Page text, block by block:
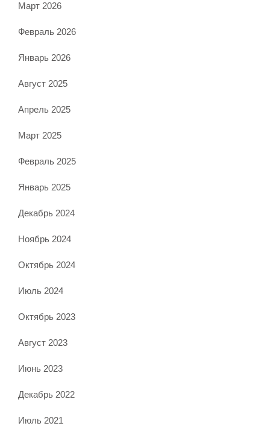
Март 2026
Февраль 2026
Январь 2026
Август 2025
Апрель 2025
Март 2025
Февраль 2025
Январь 2025
Декабрь 2024
Ноябрь 2024
Октябрь 2024
Июль 2024
Октябрь 2023
Август 2023
Июнь 2023
Декабрь 2022
Июль 2021